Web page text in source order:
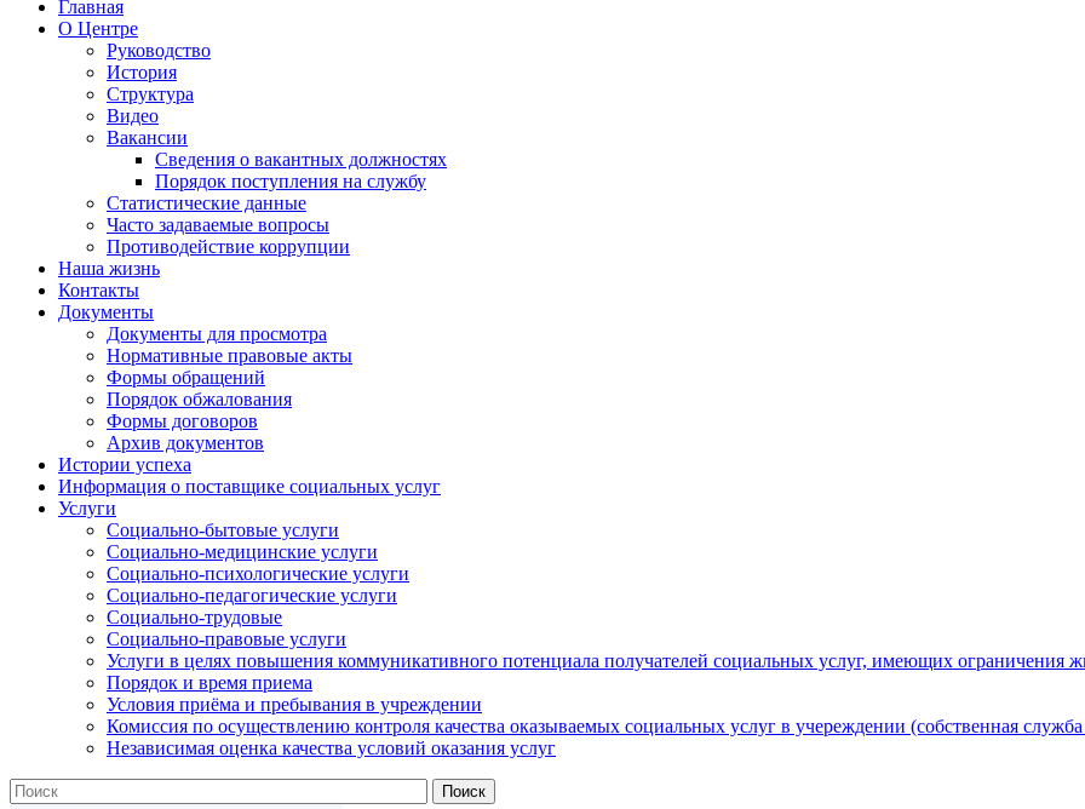
Главная
О Центре
Руководство
История
Структура
Видео
Вакансии
Сведения о вакантных должностях
Порядок поступления на службу
Статистические данные
Часто задаваемые вопросы
Противодействие коррупции
Наша жизнь
Контакты
Документы
Документы для просмотра
Нормативные правовые акты
Формы обращений
Порядок обжалования
Формы договоров
Архив документов
Истории успеха
Информация о поставщике социальных услуг
Услуги
Социально-бытовые услуги
Социально-медицинские услуги
Социально-психологические услуги
Социально-педагогические услуги
Социально-трудовые
Социально-правовые услуги
Услуги в целях повышения коммуникативного потенциала получателей социальных услуг, имеющих ограничения
Порядок и время приема
Условия приёма и пребывания в учреждении
Комиссия по осуществлению контроля качества оказываемых социальных услуг в учереждении (собственная
Независимая оценка качества условий оказания услуг